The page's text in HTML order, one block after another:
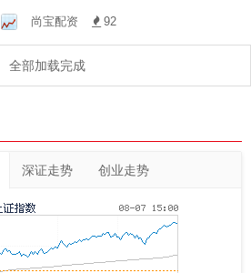
财富增值之选
尚宝配资 92
全部加载完成
深证走势 创业走势